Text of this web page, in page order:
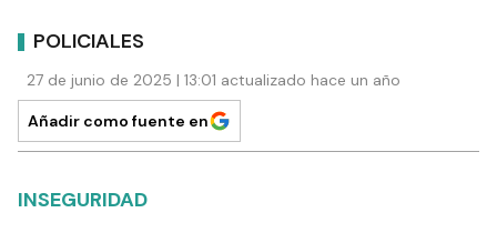
POLICIALES
27 de junio de 2025 | 13:01 actualizado hace un año
Añadir como fuente en
INSEGURIDAD